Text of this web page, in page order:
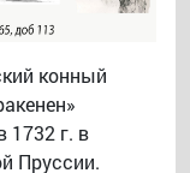
конный
1732 г. в
Пруссии.